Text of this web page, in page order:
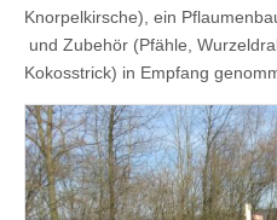
Knorpelkirsche), ein
und Zubehör (Pfähle,
Kokosstrick) in Empfang